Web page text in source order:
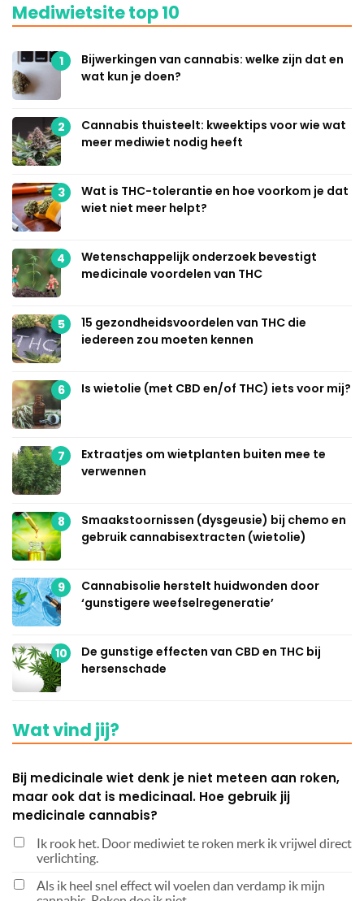
Mediwietsite top 10
1
Bijwerkingen van cannabis: welke zijn dat en
wat kun je doen?
2
Cannabis thuisteelt: kweektips voor wie wat
meer mediwiet nodig heeft
3
Wat is THC-tolerantie en hoe voorkom je dat
wiet niet meer helpt?
4
Wetenschappelijk onderzoek bevestigt
medicinale voordelen van THC
5
15 gezondheidsvoordelen van THC die
iedereen zou moeten kennen
6 Is wietolie (met CBD en/of THC) iets voor mij?
7
Extraatjes om wietplanten buiten mee te
verwennen
8
Smaakstoornissen (dysgeusie) bij chemo en
gebruik cannabisextracten (wietolie)
9
Cannabisolie herstelt huidwonden door
‘gunstigere weefselregeneratie’
10
De gunstige effecten van CBD en THC bij
hersenschade
Wat vind jij?
Bij medicinale wiet denk je niet meteen aan roken,
maar ook dat is medicinaal. Hoe gebruik jij
medicinale cannabis?
Ik rook het. Door mediwiet te roken merk ik vrijwel direct
verlichting.
Als ik heel snel effect wil voelen dan verdamp ik mijn